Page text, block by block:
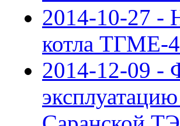
2014-10-27 -
котла ТГМЕ-
2014-12-09 -